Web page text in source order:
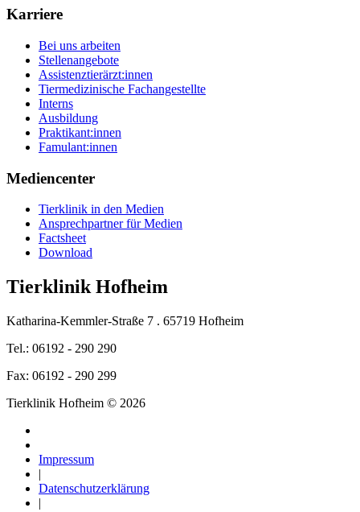
Karriere
Bei uns arbeiten
Stellenangebote
Assistenztierärzt:innen
Tiermedizinische Fachangestellte
Interns
Ausbildung
Praktikant:innen
Famulant:innen
Mediencenter
Tierklinik in den Medien
Ansprechpartner für Medien
Factsheet
Download
Tierklinik Hofheim
Katharina-Kemmler-Straße 7 . 65719 Hofheim
Tel.: 06192 - 290 290
Fax: 06192 - 290 299
Tierklinik Hofheim © 2026
Impressum
|
Datenschutzerklärung
|